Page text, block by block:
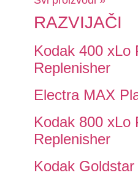
RAZVIJAČI
Kodak 400 xLo
Replenisher
Electra MAX
Kodak 800 xLo
Replenisher
Kodak